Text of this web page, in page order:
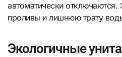
автоматически
проливы и лишнюю трату
Экологичные